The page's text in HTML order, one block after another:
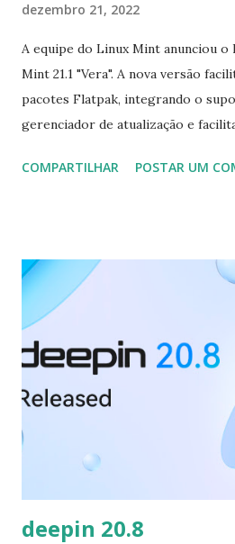
dezembro 21, 2022
A equipe do Linux Mint anunciou o
Mint 21.1 "Vera". A nova versão
pacotes Flatpak, integrando o
gerenciador de atualização e
"O suporte Flatpak foi adicionado
uma interface de usuário atualizada
entre Flatpaks e pacotes de
aplicativo que está disponível
um Flatpak, você pode alternar
Novos Flatpaks do Flathub são
automaticamente ao Gerenciador
Para ler a nota de lançamento
Linux Mint 21.1 Cinnamon (
https://www.linuxmint.com/
w.php ) Linux Mint 21.1 MA...
COMPARTILHAR POSTAR UM
deepin 20.8